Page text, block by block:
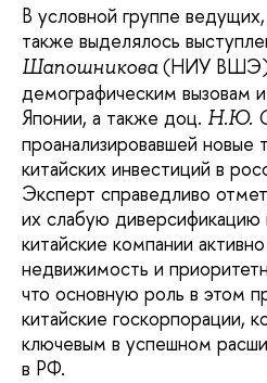
В условной группе
также выделялось
Шапошникова(НИУ ВШЭ),
демографическим вызовам
Японии, а также доц. Н.Ю.
проанализировавшей новые
китайских инвестиций в
Эксперт справедливо
их слабую диверсификацию
китайские компании
недвижимость и
что основную роль в этом
китайские госкорпорации,
ключевым в успешном
в РФ.